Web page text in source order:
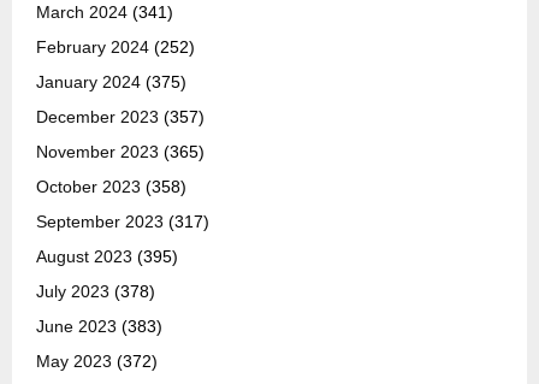
March 2024 (341)
February 2024 (252)
January 2024 (375)
December 2023 (357)
November 2023 (365)
October 2023 (358)
September 2023 (317)
August 2023 (395)
July 2023 (378)
June 2023 (383)
May 2023 (372)